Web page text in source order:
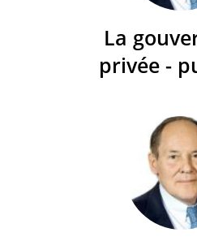
La
privée -